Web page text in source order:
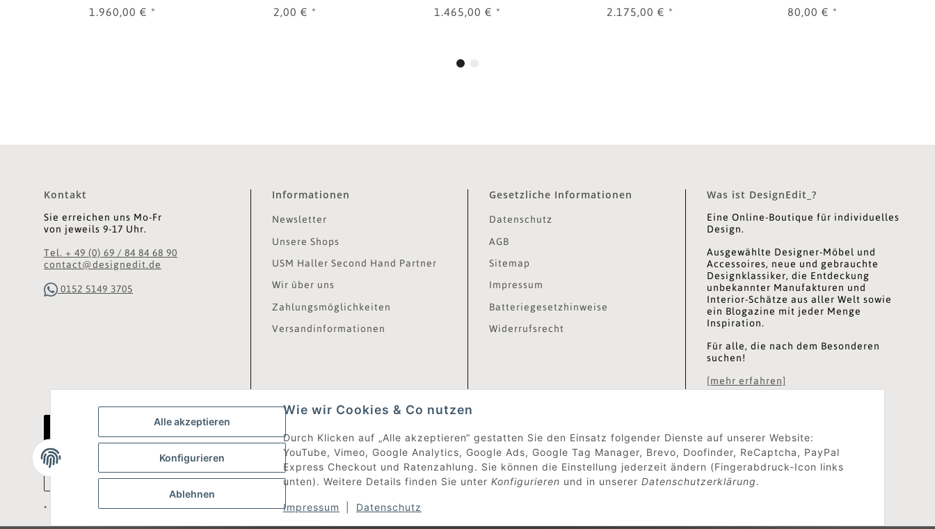
Alle akzeptieren
Konfigurieren
Ablehnen
Wie wir Cookies & Co nutzen
Durch Klicken auf „Alle akzeptieren“ gestatten Sie den Einsatz folgender Dienste auf unserer Website:
YouTube, Vimeo, Google Analytics, Google Ads, Google Tag Manager, Brevo, Doofinder, ReCaptcha, PayPal
Express Checkout und Ratenzahlung. Sie können die Einstellung jederzeit ändern (Fingerabdruck-Icon links
unten). Weitere Details finden Sie unter Konfigurieren und in unserer Datenschutzerklärung.
Impressum Datenschutz
1.960,00 € *
2,00 € *
1.465,00 € *
2.175,00 € *
80,00 € *
Kontakt
Sie erreichen uns Mo-Fr
von jeweils 9-17 Uhr.
Tel. + 49 (0) 69 / 84 84 68 90
contact@designedit.de
0152 5149 3705
Informationen
Newsletter
Unsere Shops
USM Haller Second Hand Partner
Wir über uns
Zahlungsmöglichkeiten
Versandinformationen
Gesetzliche Informationen
Datenschutz
AGB
Sitemap
Impressum
Batteriegesetzhinweise
Widerrufsrecht
Was ist DesignEdit_?
Eine Online-Boutique für individuelles
Design.
Ausgewählte Designer-Möbel und
Accessoires, neue und gebrauchte
Designklassiker, die Entdeckung
unbekannter Manufakturen und
Interior-Schätze aus aller Welt sowie
ein Blogazine mit jeder Menge
Inspiration.
Für alle, die nach dem Besonderen
suchen!
[mehr erfahren]
* Alle Preise inkl. gesetzlicher USt., zzgl.Versand